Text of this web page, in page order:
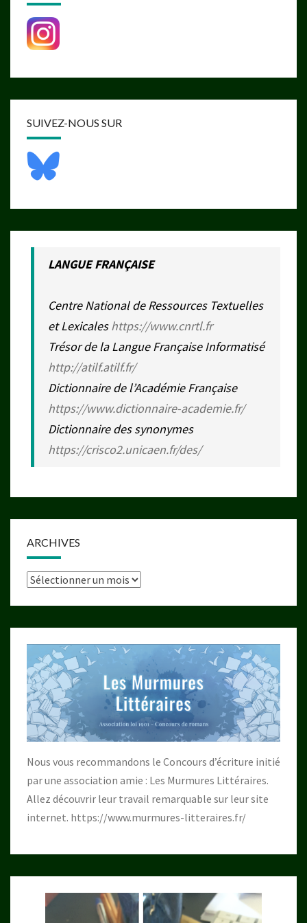
SUIVEZ-NOUS SUR
LANGUE FRANÇAISE
Centre National de Ressources Textuelles
et Lexicaleshttps://www.cnrtl.fr
Trésor de la Langue Française Informatisé
http://atilf.atilf.fr/
Dictionnaire de l’Académie Française
https://www.dictionnaire-academie.fr/
Dictionnaire des synonymes
https://crisco2.unicaen.fr/des/
ARCHIVES
Archives
Nous vous recommandons le Concours d’écriture initié
par une association amie : Les Murmures Littéraires.
Allez découvrir leur travail remarquable sur leur site
internet. https://www.murmures-litteraires.fr/